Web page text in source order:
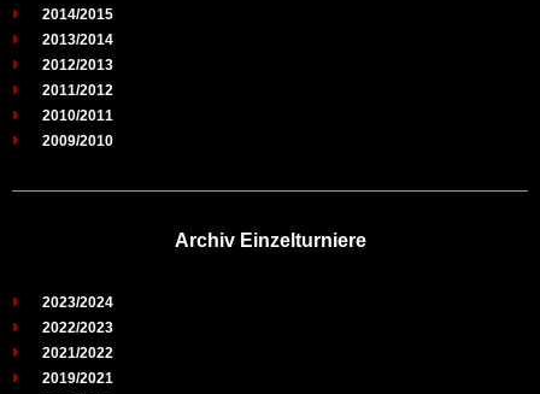
2014/2015
2013/2014
2012/2013
2011/2012
2010/2011
2009/2010
Archiv Einzelturniere
2023/2024
2022/2023
2021/2022
2019/2021